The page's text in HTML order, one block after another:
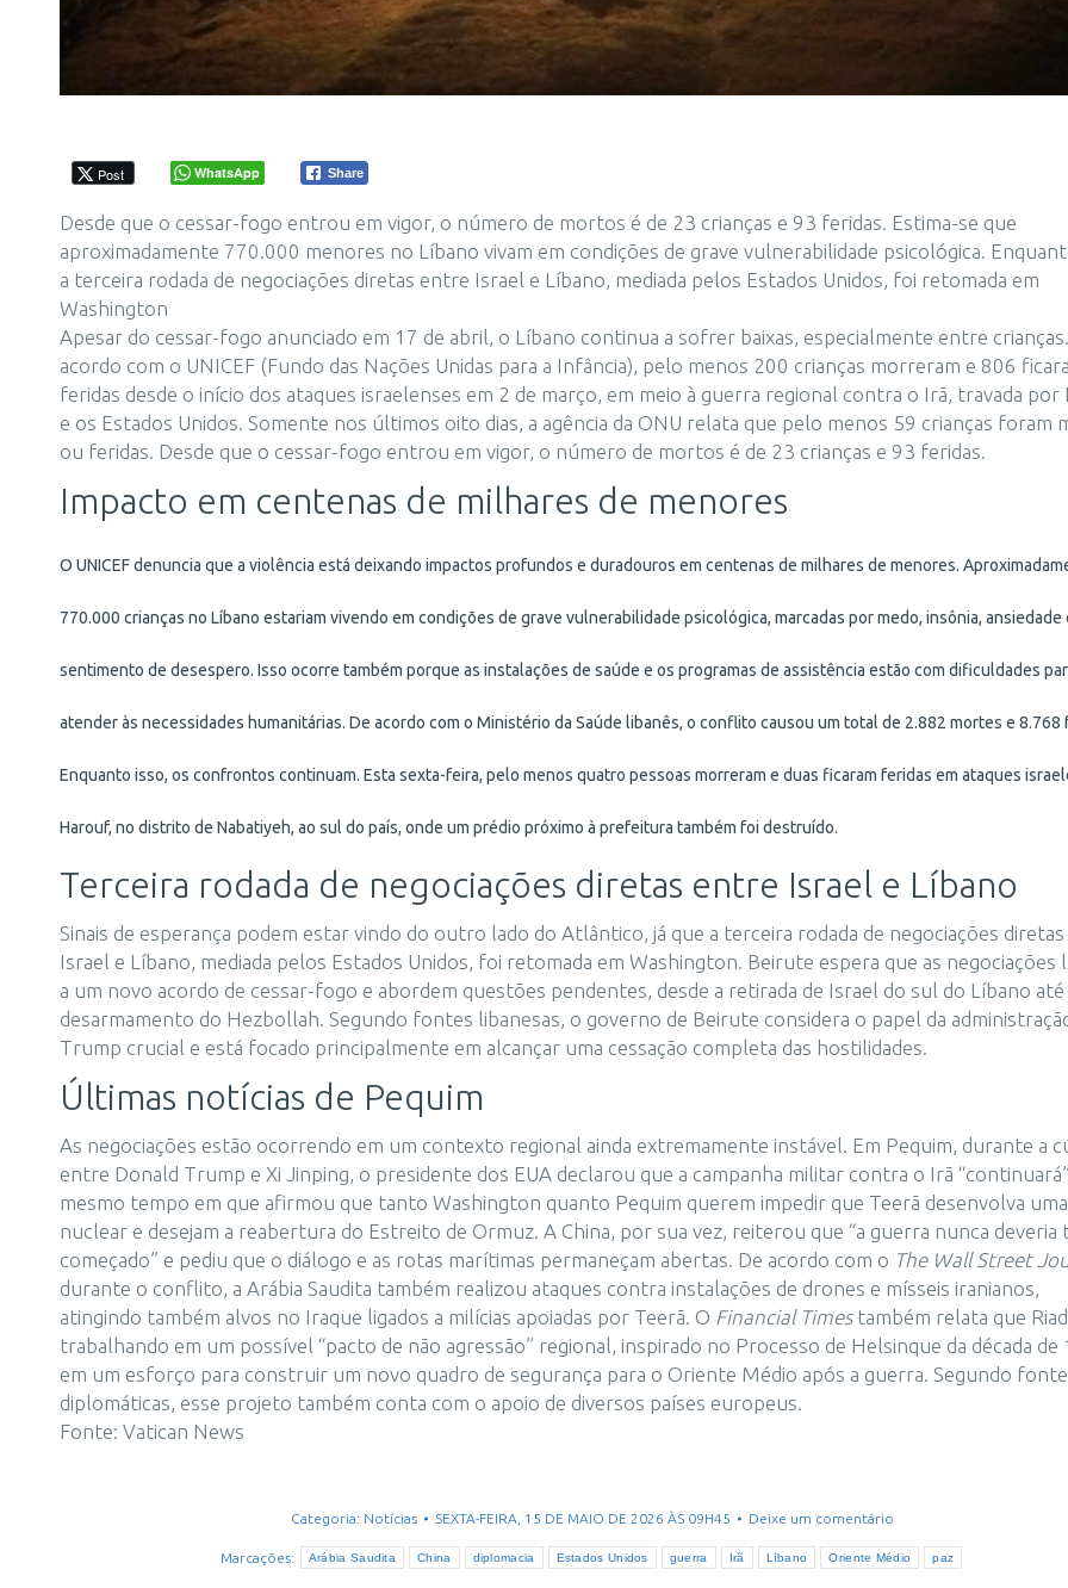
Post WhatsApp Share
Desde que o cessar-fogo entrou em vigor, o número de mortos é de 23 crianças e 93 feridas. Estima-se que
aproximadamente 770.000 menores no Líbano vivam em condições de grave vulnerabilidade psicológica.
a terceira rodada de negociações diretas entre Israel e Líbano, mediada pelos Estados Unidos, foi retomada em
Washington
Apesar do cessar-fogo anunciado em 17 de abril, o Líbano continua a sofrer baixas, especialmente entre
acordo com o UNICEF (Fundo das Nações Unidas para a Infância), pelo menos 200 crianças morreram e 806
feridas desde o início dos ataques israelenses em 2 de março, em meio à guerra regional contra o Irã, travada por
e os Estados Unidos. Somente nos últimos oito dias, a agência da ONU relata que pelo menos 59 crianças foram
ou feridas. Desde que o cessar-fogo entrou em vigor, o número de mortos é de 23 crianças e 93 feridas.
Impacto em centenas de milhares de menores
O UNICEF denuncia que a violência está deixando impactos profundos e duradouros em centenas de milhares de menores.
770.000 crianças no Líbano estariam vivendo em condições de grave vulnerabilidade psicológica, marcadas por medo, insônia, ansiedade
sentimento de desespero. Isso ocorre também porque as instalações de saúde e os programas de assistência estão com dificuldades
atender às necessidades humanitárias. De acordo com o Ministério da Saúde libanês, o conflito causou um total de 2.882 mortes e 8.768
Enquanto isso, os confrontos continuam. Esta sexta-feira, pelo menos quatro pessoas morreram e duas ficaram feridas em ataques
Harouf, no distrito de Nabatiyeh, ao sul do país, onde um prédio próximo à prefeitura também foi destruído.
Terceira rodada de negociações diretas entre Israel e Líbano
Sinais de esperança podem estar vindo do outro lado do Atlântico, já que a terceira rodada de negociações
Israel e Líbano, mediada pelos Estados Unidos, foi retomada em Washington. Beirute espera que as negociações
a um novo acordo de cessar-fogo e abordem questões pendentes, desde a retirada de Israel do sul do Líbano
desarmamento do Hezbollah. Segundo fontes libanesas, o governo de Beirute considera o papel da
Trump crucial e está focado principalmente em alcançar uma cessação completa das hostilidades.
Últimas notícias de Pequim
As negociações estão ocorrendo em um contexto regional ainda extremamente instável. Em Pequim, durante a
entre Donald Trump e Xi Jinping, o presidente dos EUA declarou que a campanha militar contra o Irã
mesmo tempo em que afirmou que tanto Washington quanto Pequim querem impedir que Teerã desenvolva
nuclear e desejam a reabertura do Estreito de Ormuz. A China, por sua vez, reiterou que “a guerra nunca deveria
começado” e pediu que o diálogo e as rotas marítimas permaneçam abertas. De acordo com o The Wall Street
durante o conflito, a Arábia Saudita também realizou ataques contra instalações de drones e mísseis iranianos,
atingindo também alvos no Iraque ligados a milícias apoiadas por Teerã. O Financial Timestambém relata que
trabalhando em um possível “pacto de não agressão” regional, inspirado no Processo de Helsinque da década de
em um esforço para construir um novo quadro de segurança para o Oriente Médio após a guerra. Segundo
diplomáticas, esse projeto também conta com o apoio de diversos países europeus.
Fonte: Vatican News
Categoria: Notícias SEXTA-FEIRA, 15 DE MAIO DE 2026 ÀS 09H45 Deixe um comentário
Marcações: Arábia Saudita China diplomacia Estados Unidos guerra Irã Líbano Oriente Médio paz